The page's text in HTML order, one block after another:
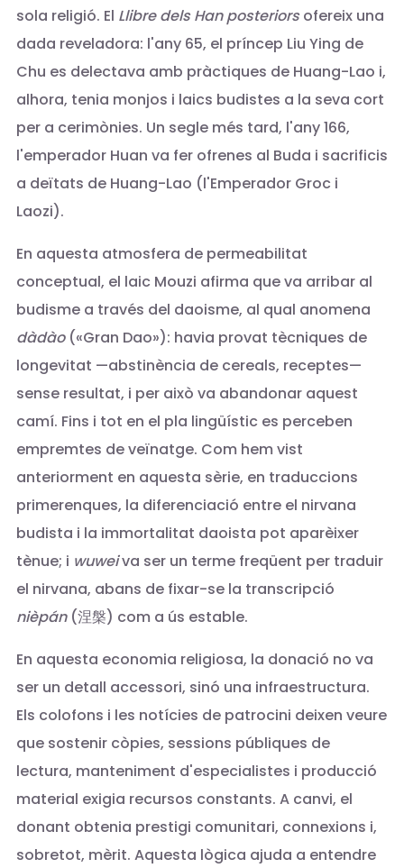
sola religió. El Llibre dels Han posteriorsofereix una
dada reveladora: l'any 65, el príncep Liu Ying de
Chu es delectava amb pràctiques de Huang-Lao i,
alhora, tenia monjos i laics budistes a la seva cort
per a cerimònies. Un segle més tard, l'any 166,
l'emperador Huan va fer ofrenes al Buda i sacrificis
a deïtats de Huang-Lao (l'Emperador Groc i
Laozi).
En aquesta atmosfera de permeabilitat
conceptual, el laic Mouzi afirma que va arribar al
budisme a través del daoisme, al qual anomena
dàdào(«Gran Dao»): havia provat tècniques de
longevitat —abstinència de cereals, receptes—
sense resultat, i per això va abandonar aquest
camí. Fins i tot en el pla lingüístic es perceben
empremtes de veïnatge. Com hem vist
anteriorment en aquesta sèrie, en traduccions
primerenques, la diferenciació entre el nirvana
budista i la immortalitat daoista pot aparèixer
tènue; i wuweiva ser un terme freqüent per traduir
el nirvana, abans de fixar-se la transcripció
nièpán(涅槃) com a ús estable.
En aquesta economia religiosa, la donació no va
ser un detall accessori, sinó una infraestructura.
Els colofons i les notícies de patrocini deixen veure
que sostenir còpies, sessions públiques de
lectura, manteniment d'especialistes i producció
material exigia recursos constants. A canvi, el
donant obtenia prestigi comunitari, connexions i,
sobretot, mèrit. Aquesta lògica ajuda a entendre